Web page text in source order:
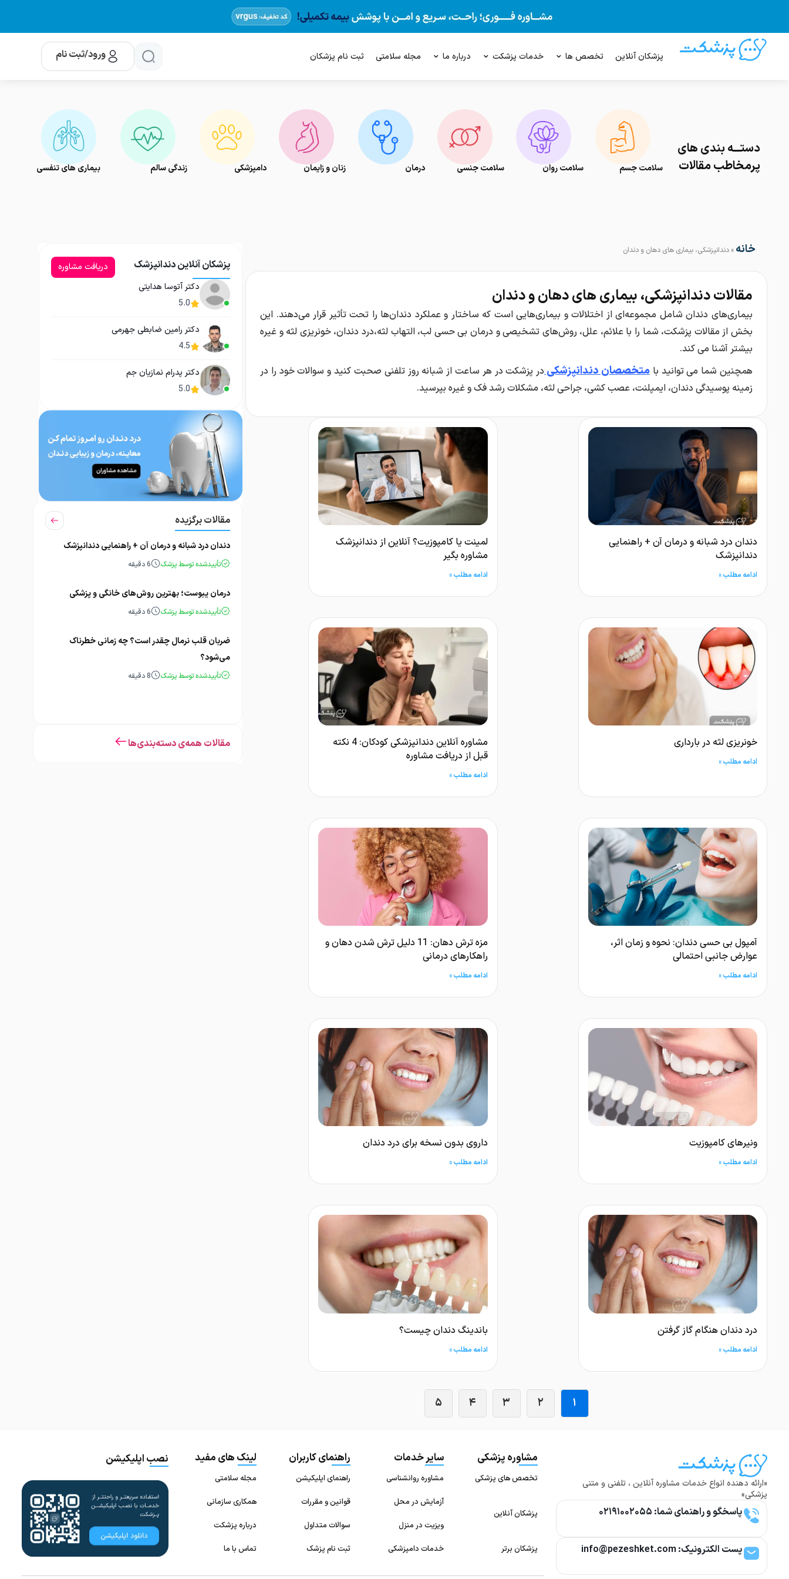
پزشکان آنلاین تخصص ها خدمات پزشکت درباره ما مجله سلامتی ثبت نام پزشکان ورود/ثبت نام
دستـــه بندی های
پرمخاطب مقالات
سلامت جسم سلامت روان سلامت جنسی درمان زنان و زایمان دامپزشکی زندگی سالم بیماری های تنفسی
خانه » دندانپزشکی، بیماری های دهان و دندان
مقالات دندانپزشکی، بیماری های دهان و دندان
بیماری‌های دندان شامل مجموعه‌ای از اختلالات و بیماری‌هایی است که ساختار و عملکرد دندان‌ها را تحت تأثیر قرار می‌دهند. این
بخش از مقالات پزشکت، شما را با علائم، علل، روش‌های تشخیصی و درمان بی حسی لب، التهاب لثه،درد دندان، خونریزی لثه و غیره
بیشتر آشنا می کند.
همچنین شما می توانید بامتخصصان دندانپزشکیدر پزشکت در هر ساعت از شبانه روز تلفنی صحبت کنید و سوالات خود را در
زمینه پوسیدگی دندان، ایمپلنت، عصب کشی، جراحی لثه، مشکلات رشد فک و غیره بپرسید.
دندان درد شبانه و درمان آن + راهنمایی
دندانپزشک
ادامه مطلب »
لمینت یا کامپوزیت؟ آنلاین از دندانپزشک
مشاوره بگیر
ادامه مطلب »
خونریزی لثه در بارداری
ادامه مطلب »
مشاوره آنلاین دندانپزشکی کودکان: 4 نکته
قبل از دریافت مشاوره
ادامه مطلب »
آمپول بی حسی دندان: نحوه و زمان اثر،
عوارض جانبی احتمالی
ادامه مطلب »
مزه ترش دهان: 11 دلیل ترش شدن دهان و
راهکارهای درمانی
ادامه مطلب »
ونیرهای کامپوزیت
ادامه مطلب »
داروی بدون نسخه برای درد دندان
ادامه مطلب »
درد دندان هنگام گاز گرفتن
ادامه مطلب »
باندینگ دندان چیست؟
ادامه مطلب »
۱ ۲ ۳ ۴ ۵
پزشکان آنلاین دندانپزشک
دریافت مشاوره
دکتر آتوسا هدایتی
5.0
دکتر رامین ضابطی جهرمی
4.5
دکتر پدرام نمازیان جم
5.0
مقالات برگزیده
دندان درد شبانه و درمان آن + راهنمایی دندانپزشک
تأییدشده توسط پزشک 6دقیقه
درمان یبوست؛ بهترین روش‌های خانگی و پزشکی
تأییدشده توسط پزشک 6دقیقه
ضربان قلب نرمال چقدر است؟ چه زمانی خطرناک
می‌شود؟
تأییدشده توسط پزشک 8دقیقه
مقالات همه‌ی دسته‌بندی‌ها
«ارائه دهنده انواع خدمات مشاوره آنلاین ، تلفنی و متنی
پزشکی»
پاسخگو و راهنمای شما: ۰۲۱۹۱۰۰۲۰۵۵
پست الکترونیک: info@pezeshket.com​
مشاوره پزشکی
تخصص های پزشکی
پزشکان آنلاین
پزشکان برتر
سایر خدمات
مشاوره روانشناسی
آزمایش در محل
ویزیت در منزل
خدمات دامپزشکی
راهنمای کاربران
راهنمای اپلیکیشن
قوانین و مقررات
سوالات متداول
ثبت نام پزشک
لینک های مفید
مجله سلامتی
همکاری سازمانی
درباره پزشکت
تماس با ما
نصب اپلیکیشن